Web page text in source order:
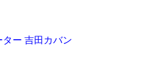
ター 吉田カバン